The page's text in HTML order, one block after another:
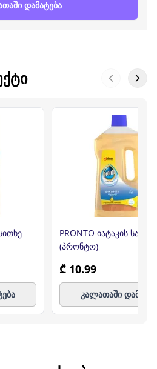
დამატება
PRONTO იატაკის
(პრონტო)
₾ 10.99
კალათაში